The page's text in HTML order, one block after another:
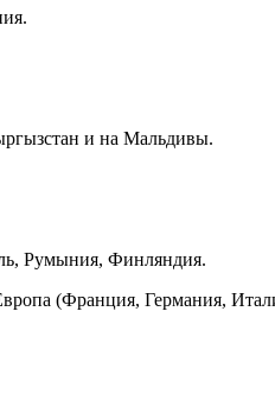
и на Мальдивы.
Румыния, Финляндия.
(Франция, Германия,